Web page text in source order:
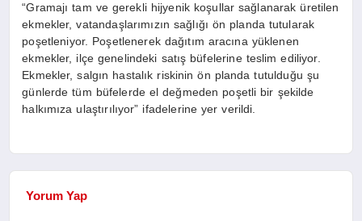
“Gramajı tam ve gerekli hijyenik koşullar sağlanarak üretilen
ekmekler, vatandaşlarımızın sağlığı ön planda tutularak
poşetleniyor. Poşetlenerek dağıtım aracına yüklenen
ekmekler, ilçe genelindeki satış büfelerine teslim ediliyor.
Ekmekler, salgın hastalık riskinin ön planda tutulduğu şu
günlerde tüm büfelerde el değmeden poşetli bir şekilde
halkımıza ulaştırılıyor” ifadelerine yer verildi.
Yorum Yap